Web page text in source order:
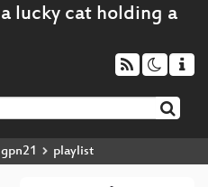
gpn21 playlist